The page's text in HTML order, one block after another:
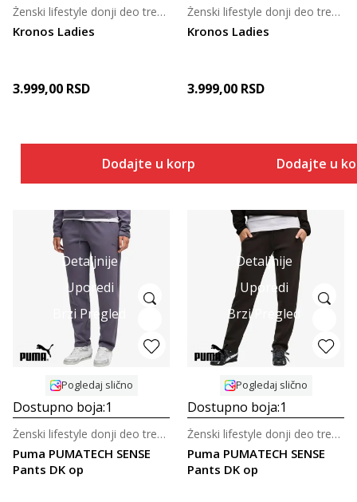
Kronos Ladies
Ženski lifestyle donji deo trenerke
3.999,00 RSD
Dodajte u korpu
Kronos Ladies
Ženski lifestyle donji deo trenerke
3.999,00 RSD
Dodajte u
Detaljnije
Uporedi
Brzi Pregled
Pogledaj slično
Dostupno boja:1
Puma PUMATECH SENSE
Pants DK op
Ženski lifestyle donji deo trenerke
Detaljnije
Uporedi
Brzi Pregled
Pogledaj slično
Dostupno boja:1
Puma PUMATECH SENSE
Pants DK op
Ženski lifestyle donji deo trenerke